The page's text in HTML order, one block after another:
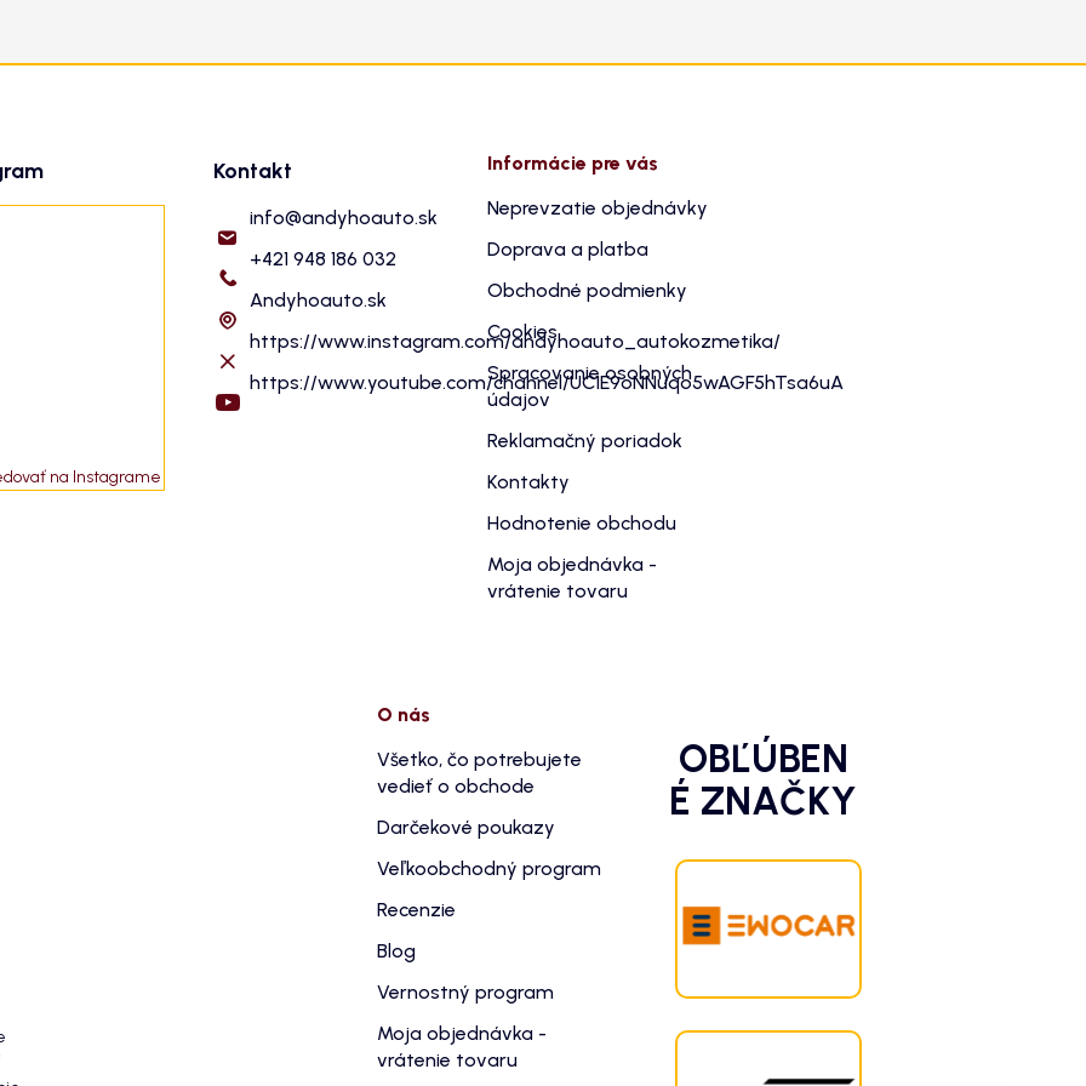
na Instagrame
Kontakt
info@andyhoauto.sk
+421 948 186 032
Andyhoauto.sk
https://www.instagram.com/andyhoauto_autokozmetika/
https://www.youtube.com/channel/UC1E9oNNuqo5wAGF5hTsa6uA
Informácie pre vás
Neprevzatie objednávky
Doprava a platba
Obchodné podmienky
Cookies
Spracovanie osobných
údajov
Reklamačný poriadok
Kontakty
Hodnotenie obchodu
Moja objednávka -
vrátenie tovaru
O nás
Všetko, čo potrebujete
vedieť o obchode
Darčekové poukazy
Veľkoobchodný program
Recenzie
Blog
Vernostný program
Moja objednávka -
vrátenie tovaru
OBĽÚBEN
É ZNAČKY